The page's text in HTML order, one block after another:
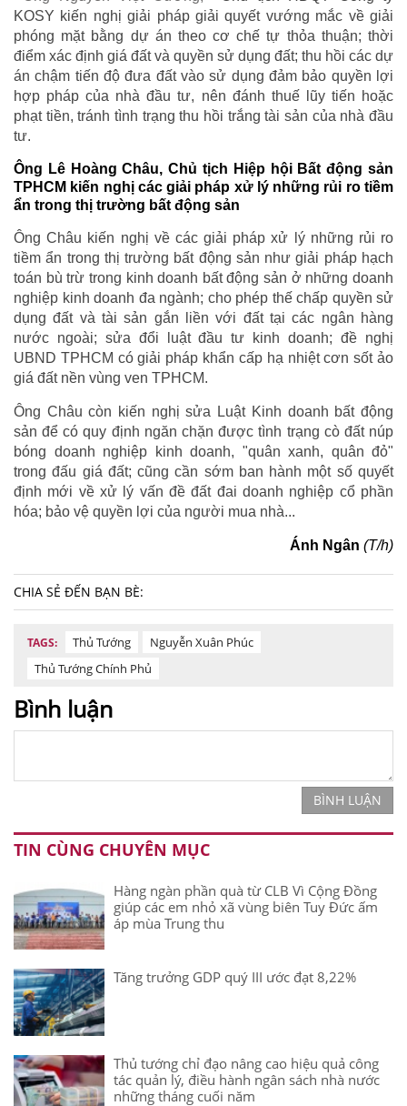
KOSY kiến nghị giải pháp giải quyết vướng mắc về giải
phóng mặt bằng dự án theo cơ chế tự thỏa thuận; thời
điểm xác định giá đất và quyền sử dụng đất; thu hồi các dự
án chậm tiến độ đưa đất vào sử dụng đảm bảo quyền lợi
hợp pháp của nhà đầu tư, nên đánh thuế lũy tiến hoặc
phạt tiền, tránh tình trạng thu hồi trắng tài sản của nhà đầu
tư.
Ông Lê Hoàng Châu, Chủ tịch Hiệp hội Bất động sản
TPHCM kiến nghị các giải pháp xử lý những rủi ro tiềm
ẩn trong thị trường bất động sản
Ông Châu kiến nghị về các giải pháp xử lý những rủi ro
tiềm ẩn trong thị trường bất động sản như giải pháp hạch
toán bù trừ trong kinh doanh bất động sản ở những doanh
nghiệp kinh doanh đa ngành; cho phép thế chấp quyền sử
dụng đất và tài sản gắn liền với đất tại các ngân hàng
nước ngoài; sửa đổi luật đầu tư kinh doanh; đề nghị
UBND TPHCM có giải pháp khẩn cấp hạ nhiệt cơn sốt ảo
giá đất nền vùng ven TPHCM.
Ông Châu còn kiến nghị sửa Luật Kinh doanh bất động
sản để có quy định ngăn chặn được tình trạng cò đất núp
bóng doanh nghiệp kinh doanh, "quân xanh, quân đỏ"
trong đấu giá đất; cũng cần sớm ban hành một số quyết
định mới về xử lý vấn đề đất đai doanh nghiệp cổ phần
hóa; bảo vệ quyền lợi của người mua nhà...
Ánh Ngân (T/h)
CHIA SẺ ĐẾN BẠN BÈ:
TAGS: Thủ Tướng
Nguyễn Xuân Phúc
Thủ Tướng Chính Phủ
Bình luận
BÌNH LUẬN
TIN CÙNG CHUYÊN MỤC
Hàng ngàn phần quà từ CLB Vì Cộng Đồng
giúp các em nhỏ xã vùng biên Tuy Đức ấm
áp mùa Trung thu
Tăng trưởng GDP quý III ước đạt 8,22%
Thủ tướng chỉ đạo nâng cao hiệu quả công
tác quản lý, điều hành ngân sách nhà nước
những tháng cuối năm